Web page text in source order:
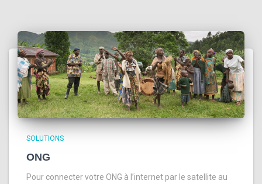
SOLUTIONS
ONG
Pour connecter votre ONG à l’internet par le satellite au